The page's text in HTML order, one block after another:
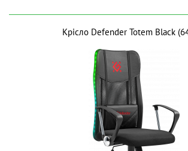
Крісло Defender Totem Black